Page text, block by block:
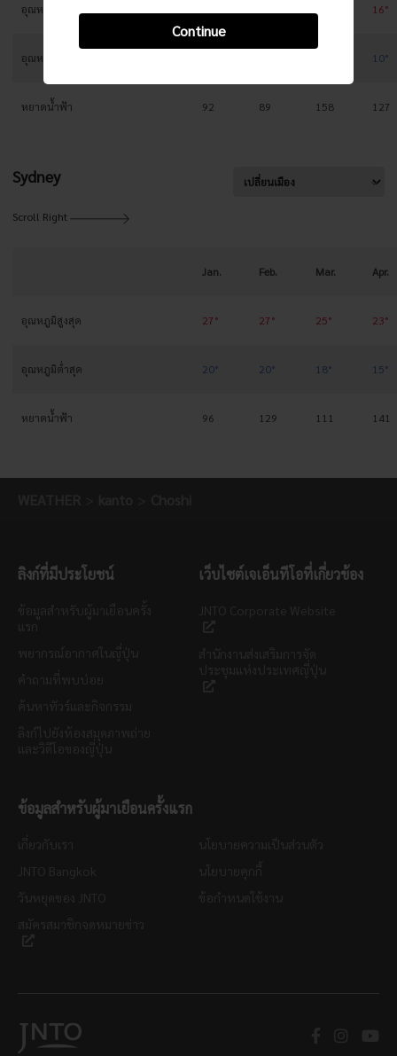
Continue
อุณหภูมิสูงสุด 16°
อุณหภูมิต่ำสุด 10°
หยาดน้ำฟ้า 92 89 158 127
Sydney
Scroll Right
Jan. Feb. Mar. Apr.
อุณหภูมิสูงสุด 27° 27° 25° 23°
อุณหภูมิต่ำสุด 20° 20° 18° 15°
หยาดน้ำฟ้า 96 129 111 141
ลิงก์ที่มีประโยชน์ เว็บไซต์เจเอ็นทีโอที่เกี่ยวข้อง
ข้อมูลสำหรับผู้มาเยือนครั้งแรก